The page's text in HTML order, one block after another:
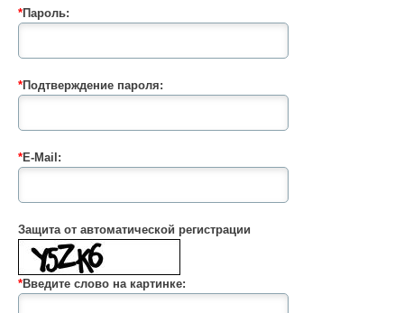
*Пароль:
*Подтверждение пароля:
*E-Mail:
Защита от автоматической регистрации
*Введите слово на картинке: